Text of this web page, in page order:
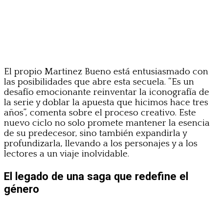
El propio Martinez Bueno está entusiasmado con
las posibilidades que abre esta secuela. “Es un
desafío emocionante reinventar la iconografía de
la serie y doblar la apuesta que hicimos hace tres
años”, comenta sobre el proceso creativo. Este
nuevo ciclo no solo promete mantener la esencia
de su predecesor, sino también expandirla y
profundizarla, llevando a los personajes y a los
lectores a un viaje inolvidable.
El legado de una saga que redefine el
género